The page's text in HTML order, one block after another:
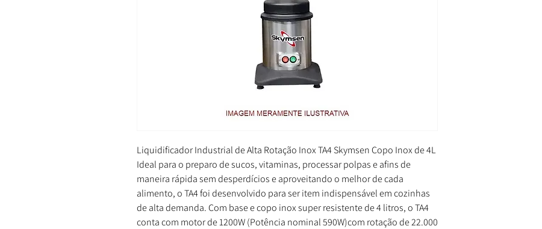
Liquidificador Industrial de Alta Rotação Inox TA4 Skymsen Copo Inox de 4L
Ideal para o preparo de sucos, vitaminas, processar polpas e afins de
maneira rápida sem desperdícios e aproveitando o melhor de cada
alimento, o TA4 foi desenvolvido para ser item indispensável em cozinhas
de alta demanda. Com base e copo inox super resistente de 4 litros, o TA4
conta com motor de 1200W (Potência nominal 590W)com rotação de 22.000